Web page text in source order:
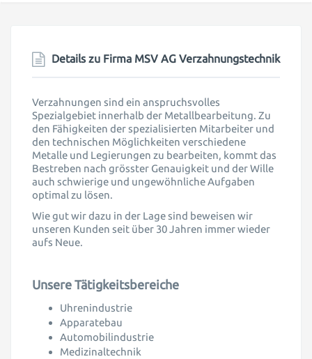
Details zu Firma MSV AG Verzahnungstechnik
Verzahnungen sind ein anspruchsvolles
Spezialgebiet innerhalb der Metallbearbeitung. Zu
den Fähigkeiten der spezialisierten Mitarbeiter und
den technischen Möglichkeiten verschiedene
Metalle und Legierungen zu bearbeiten, kommt das
Bestreben nach grösster Genauigkeit und der Wille
auch schwierige und ungewöhnliche Aufgaben
optimal zu lösen.
Wie gut wir dazu in der Lage sind beweisen wir
unseren Kunden seit über 30 Jahren immer wieder
aufs Neue.
Unsere Tätigkeitsbereiche
Uhrenindustrie
Apparatebau
Automobilindustrie
Medizinaltechnik